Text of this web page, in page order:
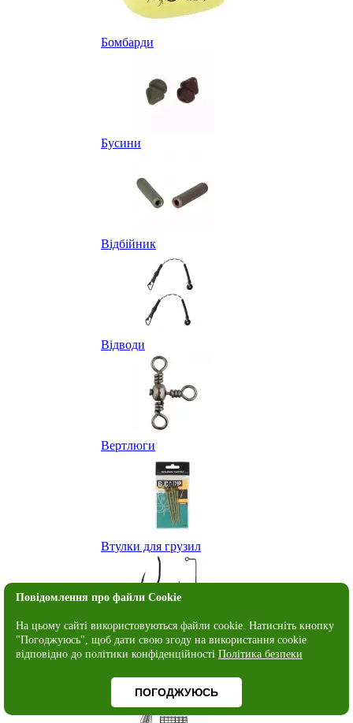
Бомбарди
Бусини
Відбійник
Відводи
Вертлюги
Втулки для грузил
Гачки
Повідомлення про файли Cookie
На цьому сайті використовуються файли cookie. Натисніть кнопку
"Погоджуюсь", щоб дати свою згоду на використання cookie
відповідно до політики конфіденційності Політика безпеки
ПОГОДЖУЮСЬ